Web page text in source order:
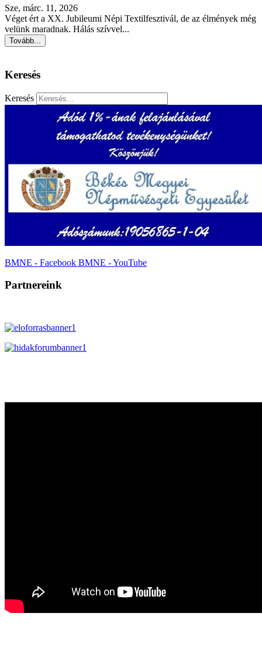
Sze, márc. 11, 2026
Véget ért a XX. Jubileumi Népi Textilfesztivál, de az élmények még
velünk maradnak. Hálás szívvel...
Tovább...
Keresés
Keresés
BMNE - Facebook BMNE - YouTube
Partnereink